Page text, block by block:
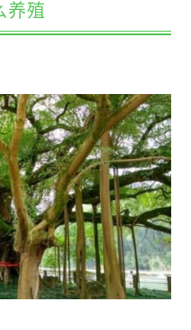
养殖